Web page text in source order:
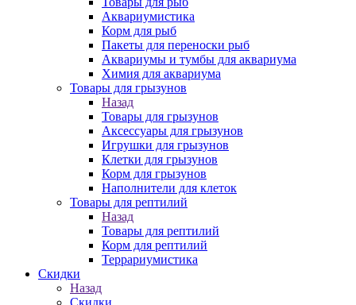
Аквариумистика
Корм для рыб
Пакеты для переноски рыб
Аквариумы и тумбы для аквариума
Химия для аквариума
Товары для грызунов
Назад
Товары для грызунов
Аксессуары для грызунов
Игрушки для грызунов
Клетки для грызунов
Корм для грызунов
Наполнители для клеток
Товары для рептилий
Назад
Товары для рептилий
Корм для рептилий
Террариумистика
Скидки
Назад
Скидки